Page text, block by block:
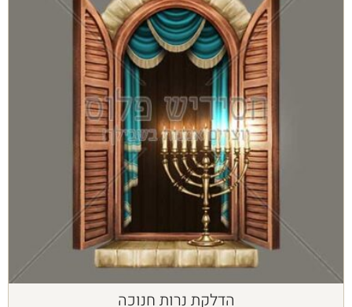
הדלקת נרות חנוכה